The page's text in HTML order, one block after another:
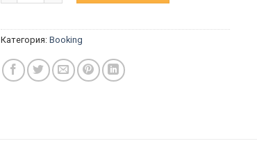
Категория: Booking